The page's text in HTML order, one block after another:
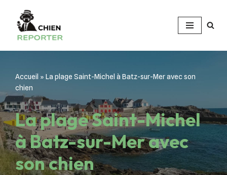
Aller
contenu
Accueil » La plage Saint-Michel à Batz-sur-Mer avec son
chien
La plage Saint-Michel
à Batz-sur-Mer avec
son chien